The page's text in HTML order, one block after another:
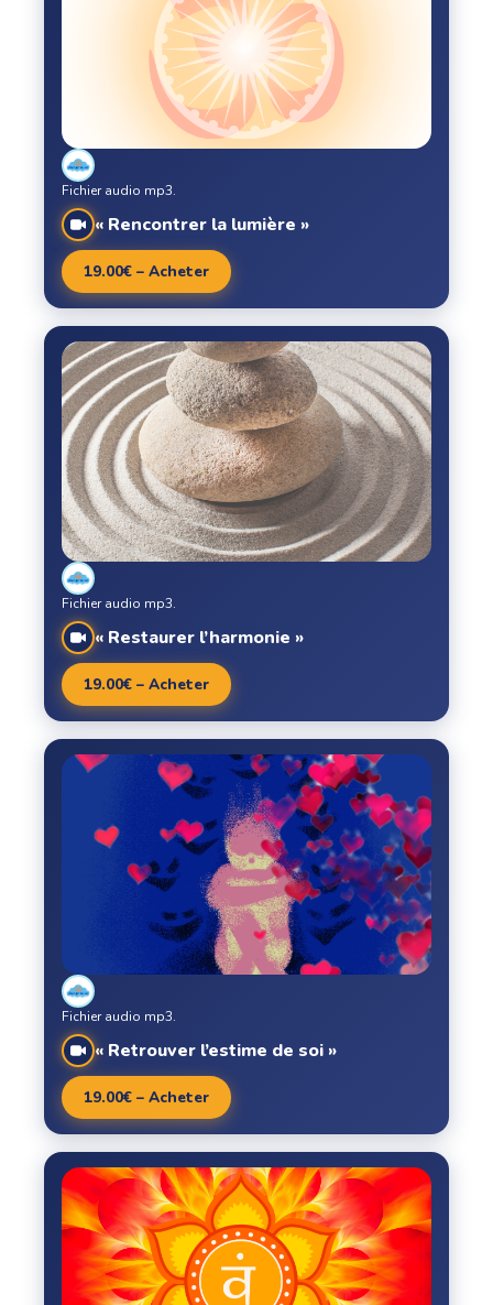
« Rencontrer la lumière »
Fichier audio mp3.
19.00€ – Acheter
« Restaurer l’harmonie »
Fichier audio mp3.
19.00€ – Acheter
« Retrouver l’estime de soi »
Fichier audio mp3.
19.00€ – Acheter